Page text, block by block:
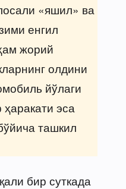
«яшил» ва
енгил
жорий
олдини
йўлаги
эса
ташкил
бир суткада